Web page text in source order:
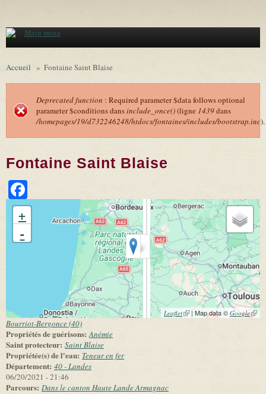
Main menu
Accueil » Fontaine Saint Blaise
Message d'erreur
Deprecated function : Required parameter $data follows optional
parameter $conditions dansinclude_once()(ligne 1439dans
/homepages/19/d732246248/htdocs/fontaines/includes/bootstrap.inc).
Fontaine Saint Blaise
+
-
Leaflet(link is external)
| Map data © Google(link
Bourriot-Bergonce (40)
Propriétés de guérisons:Anémie
Saint protecteur: Saint Blaise
Propriétée(s) de l'eau: Teneur en fer
Département: 40 - Landes
06/20/2021 - 21:46
Parcours: Dans le canton Haute Lande Armagnac